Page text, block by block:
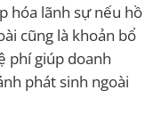
hóa lãnh sự nếu hồ
cũng là khoản bổ
phí giúp doanh
phát sinh ngoài